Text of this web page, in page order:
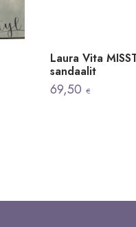
Laura Vita
sandaalit
69,50€